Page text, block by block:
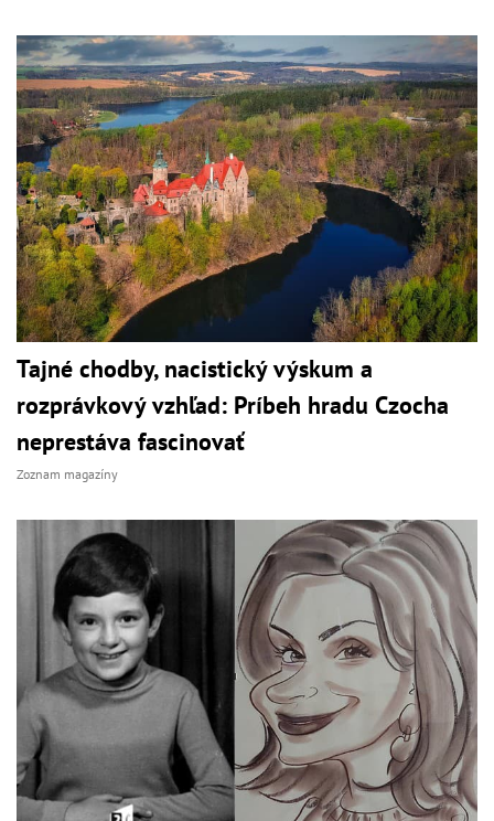
Tajné chodby, nacistický výskum a
rozprávkový vzhľad: Príbeh hradu Czocha
neprestáva fascinovať
Zoznam magazíny